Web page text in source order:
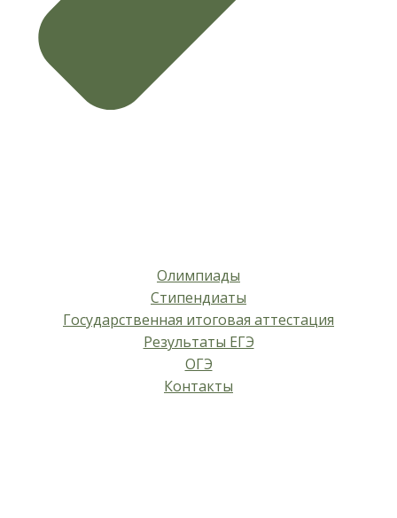
Олимпиады
Стипендиаты
Государственная итоговая аттестация
Результаты ЕГЭ
ОГЭ
Контакты